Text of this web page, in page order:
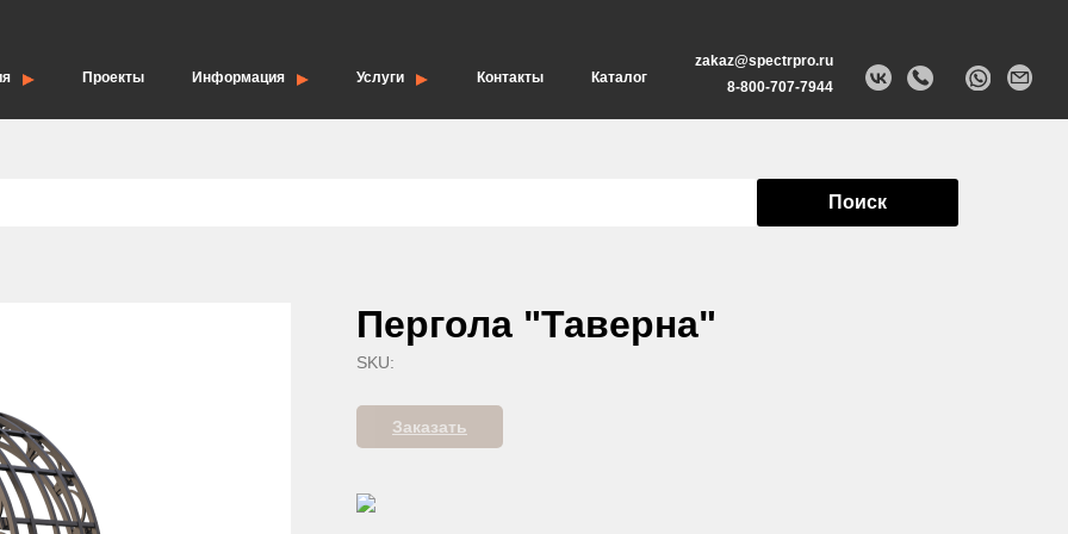
Проекты Информация Услуги Контакты Каталог
zakaz@spectrpro.ru
8-800-707-7944
Поиск
Пергола "Таверна"
SKU:
Заказать